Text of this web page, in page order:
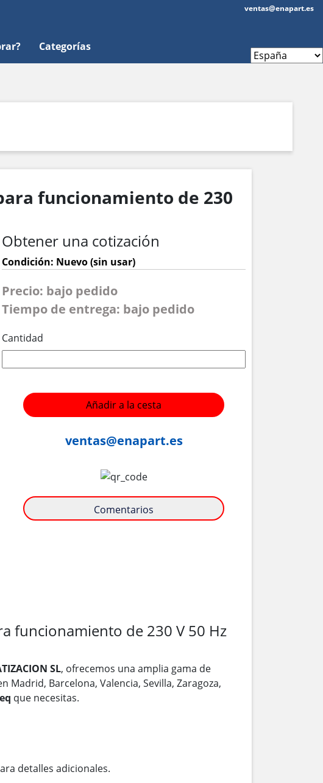
Categorías
ventas@enapart.es
funcionamiento de 230
Obtener una cotización
Condición: Nuevo (sin usar)
Precio: bajo pedido
Tiempo de entrega: bajo pedido
Cantidad
Añadir a la cesta
ventas@enapart.es
Comentarios
funcionamiento de 230 V 50 Hz
SL, ofrecemos una amplia gama de
Madrid, Barcelona, Valencia, Sevilla, Zaragoza,
que necesitas.
detalles adicionales.